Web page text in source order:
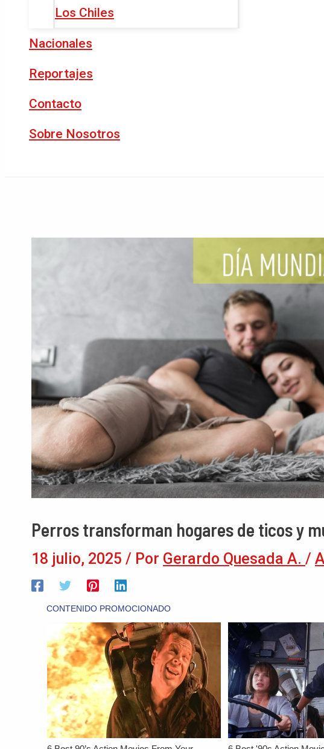
Los Chiles
Nacionales
Reportajes
Contacto
Sobre Nosotros
Perros transforman hogares de ticos y
18 julio, 2025 / Por Gerardo Quesada A. /